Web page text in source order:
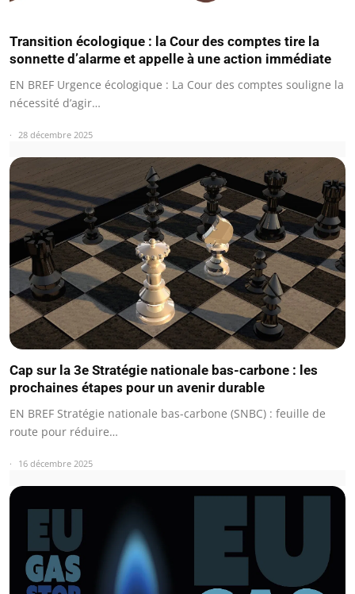
Transition écologique : la Cour des comptes tire la
sonnette d’alarme et appelle à une action immédiate
EN BREF Urgence écologique : La Cour des comptes souligne la
nécessité d’agir…
28 décembre 2025
Cap sur la 3e Stratégie nationale bas-carbone : les
prochaines étapes pour un avenir durable
EN BREF Stratégie nationale bas-carbone (SNBC) : feuille de
route pour réduire…
16 décembre 2025